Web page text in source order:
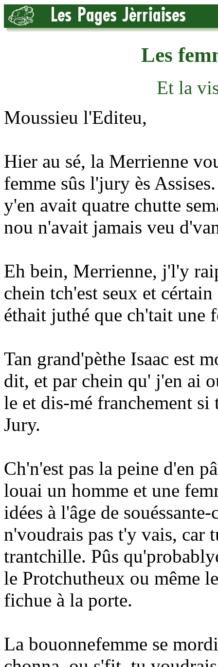
Les
Et la
Moussieu l'Editeu,
Hier au sé, la Merrienne
femme sûs l'jury ès
y'en avait quatre chutte
nou n'avait jamais veu
Eh bein, Merrienne, j'l'y
chein tch'est seux et
éthait juthé que ch'tait une
Tan grand'pèthe Isaac est
dit, et par chein qu' j'en ai
le et dis-mé franchement
Jury.
Ch'n'est pas la peine d'en
louai un homme et une
idées à l'âge de
n'voudrais pas t'y vais, car
trantchille. Pûs
le Protchutheux ou même
fichue à la porte.
La bouonnefemme se